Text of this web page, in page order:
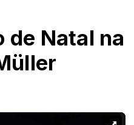
de Natal na